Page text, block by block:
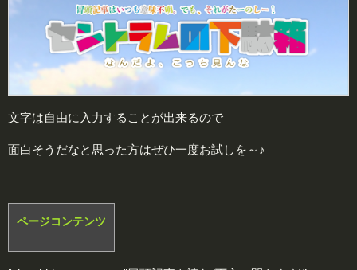
文字は自由に入力することが出来るので
面白そうだなと思った方はぜひ一度お試しを～♪
ページコンテンツ